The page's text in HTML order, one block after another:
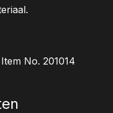
No. 201014